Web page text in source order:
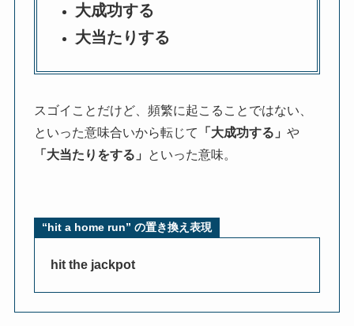
大成功する
大当たりする
スゴイことだけど、頻繁に起こることではない、
といった意味合いから転じて
「大成功する」 や
「大当たりをする」
といった意味。
“ hit a home run” の置き換え表現
hit the jackpot